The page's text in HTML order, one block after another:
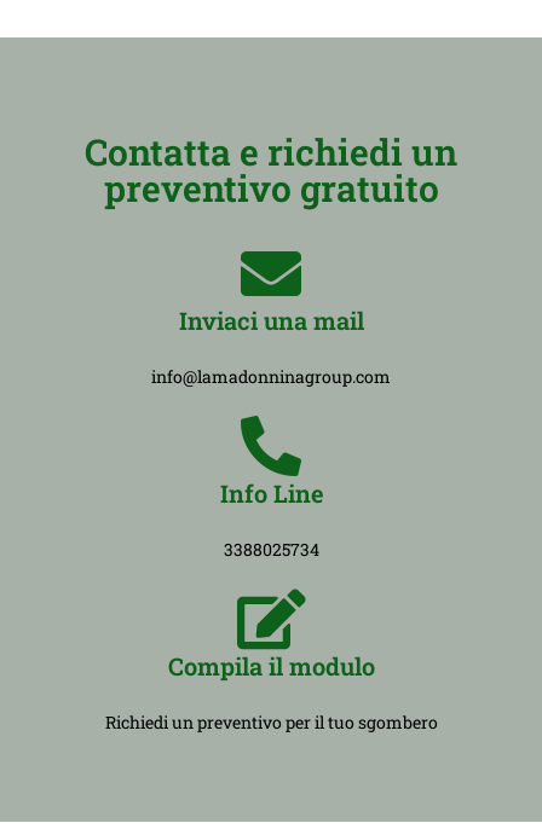
Contatta e richiedi un
preventivo gratuito
Inviaci una mail
info@lamadonninagroup.com
Info Line
3388025734
Compila il modulo
Richiedi un preventivo per il tuo sgombero